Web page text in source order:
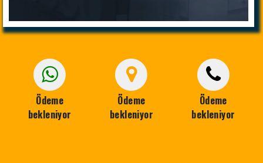
Ödeme
bekleniyor
Ödeme
bekleniyor
Ödeme
bekleniyor